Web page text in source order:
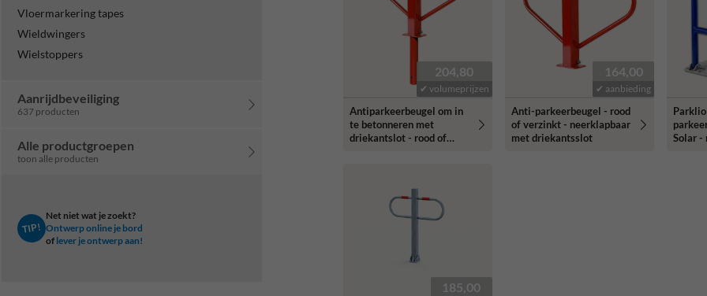
Vloermarkering tapes
Wieldwingers
Wielstoppers
Aanrijdbeveiliging
637 producten
Alle productgroepen
toon alle producten
TIP!
Net niet wat je zoekt?
Ontwerp online je bord
of lever je ontwerp aan!
204,80
✔ volumeprijzen
Antiparkeerbeugel om in
te betonneren met
driekantslot - rood of
164,00
✔ aanbieding
Anti-parkeerbeugel - rood
of verzinkt - neerklapbaar
met driekantsslot
Solar -
185,00